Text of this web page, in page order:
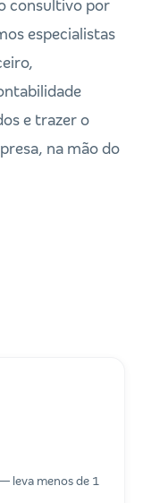
consultivo por
especialistas
e trazer o
na mão do
leva menos de 1